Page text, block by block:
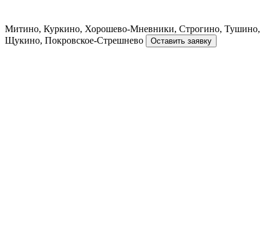
Митино, Куркино, Хорошево-Мневники, Строгино, Тушино,
Щукино, Покровское-Стрешнево
Оставить заявку